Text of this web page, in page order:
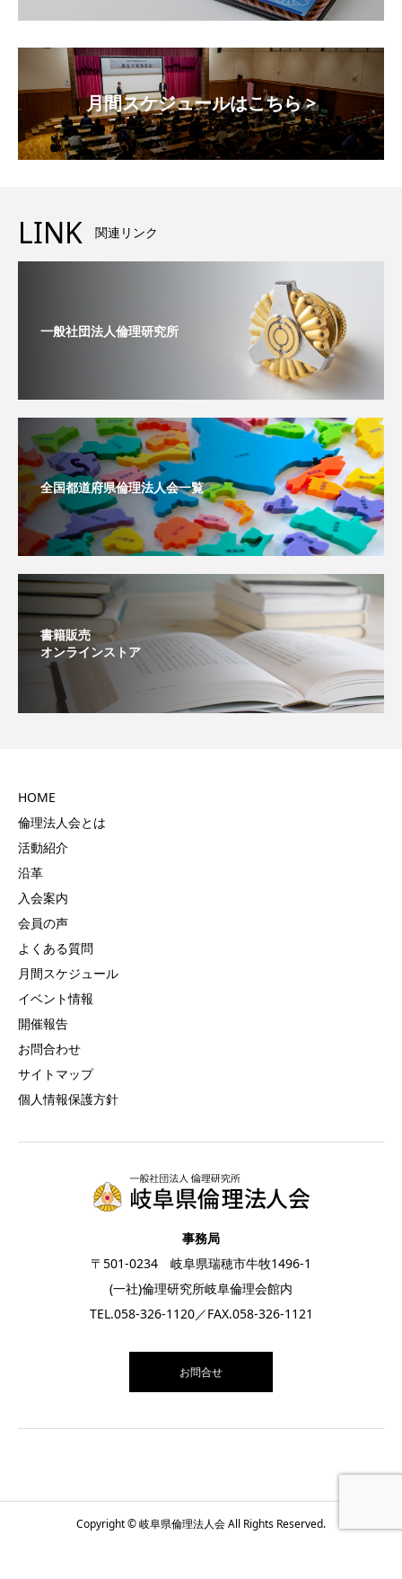
月間スケジュールはこちら >
LINK 関連リンク
一般社団法人倫理研究所
全国都道府県倫理法人会一覧
書籍販売
オンラインストア
HOME
倫理法人会とは
活動紹介
沿革
入会案内
会員の声
よくある質問
月間スケジュール
イベント情報
開催報告
お問合わせ
サイトマップ
個人情報保護方針
事務局
〒501-0234 岐阜県瑞穂市牛牧1496-1
(一社)倫理研究所岐阜倫理会館内
TEL.058-326-1120／FAX.058-326-1121
お問合せ
Copyright © 岐阜県倫理法人会 All Rights Reserved.
お電話 お問合せ 月間スケジュール